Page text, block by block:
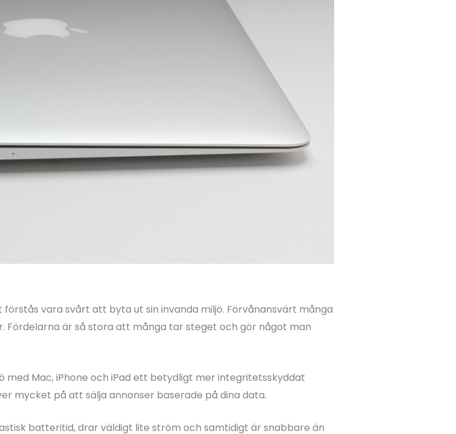
vara svårt att byta ut sin invanda miljö. Förvånansvärt många
Fördelarna är så stora att många tar steget och gör något man
Mac, iPhone och iPad ett betydligt mer integritetsskyddat
mycket på att sälja annonser baserade på dina data.
batteritid, drar väldigt lite ström och samtidigt är snabbare än